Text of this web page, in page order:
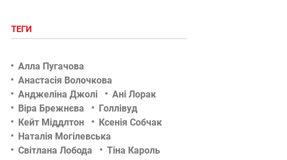
ТЕГИ
Алла Пугачова
Анастасія Волочкова
Анджеліна Джолі
Ані Лорак
Віра Брежнєва
Голлівуд
Кейт Міддлтон
Ксенія Собчак
Наталія Могілевська
Світлана Лобода
Тіна Кароль